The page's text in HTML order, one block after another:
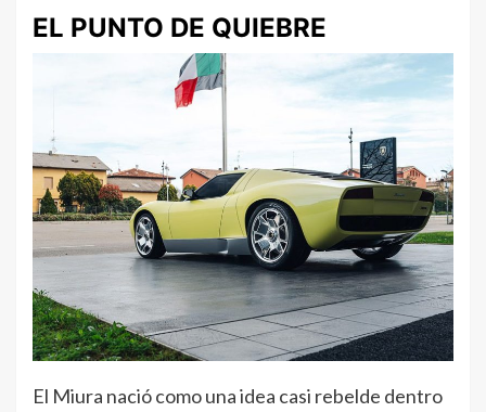
EL PUNTO DE QUIEBRE
El Miura nació como una idea casi rebelde dentro